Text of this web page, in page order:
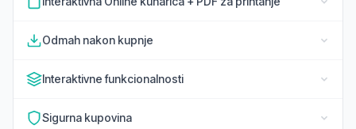
Odmah nakon kupnje
Interaktivne funkcionalnosti
Sigurna kupovina